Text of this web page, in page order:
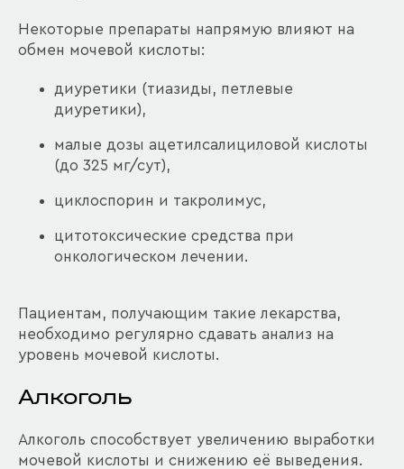
Некоторые препараты напрямую влияют на
обмен мочевой кислоты:
диуретики (тиазиды, петлевые
диуретики),
малые дозы ацетилсалициловой кислоты
(до 325 мг/сут),
циклоспорин и такролимус,
цитотоксические средства при
онкологическом лечении.
Пациентам, получающим такие лекарства,
необходимо регулярно сдавать анализ на
уровень мочевой кислоты.
Алкоголь
Алкоголь способствует увеличению выработки
мочевой кислоты и снижению её выведения.